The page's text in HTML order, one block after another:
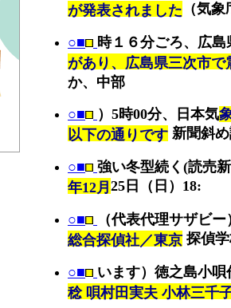
が発表されました （気
○■ 時１６分ごろ、広島
があり、広島県三次市で
か、中部
○■ ）5時00分、日本気
以下の通りです 新聞斜
○■ 強い冬型続く(読売新
年12月 25日（日）18:
○■ （代表代理サザビ
総合探偵社／東京 探偵
○■ います）徳之島小唄
稔 唄村田実夫 小林三千